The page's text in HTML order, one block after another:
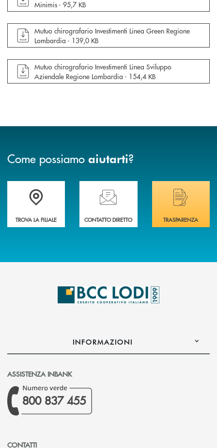
Minimis - 95,7 KB
apre documento in una nuova finestra
Mutuo chirografario Investimenti Linea Green Regione
Lombardia - 139,0 KB
apre documento in una nuova finestra
Mutuo chirografario Investimenti Linea Sviluppo
Aziendale Regione Lombardia - 154,4 KB
Come possiamo aiutarti?
Trova la filiale più vicina a Te
TROVA LA FILIALE
Hai bisogno di assistenza immediata?
CONTATTO DIRETTO
Hai bisogno di
TRASPARENZA
INFORMAZIONI
ASSISTENZA INBANK
800 837 455
CONTATTI